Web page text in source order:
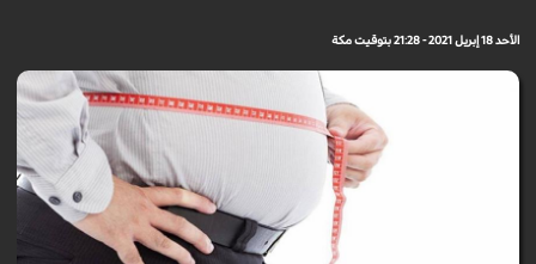
الأحد 18 إبريل 2021 - 21:28 بتوقيت مكة